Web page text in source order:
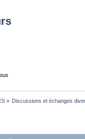
» Discussions et échanges